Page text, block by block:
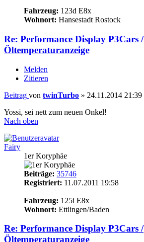
Fahrzeug: 123d E8x
Wohnort: Hansestadt Rostock
Re: Performance Display P3Cars /
Öltemperaturanzeige
Melden
Zitieren
Beitrag von twinTurbo » 24.11.2014 21:39
Yossi, sei nett zum neuen Onkel!
Nach oben
Fairy
1er Koryphäe
Beiträge: 35746
Registriert: 11.07.2011 19:58
Fahrzeug: 125i E8x
Wohnort: Ettlingen/Baden
Re: Performance Display P3Cars /
Öltemperaturanzeige